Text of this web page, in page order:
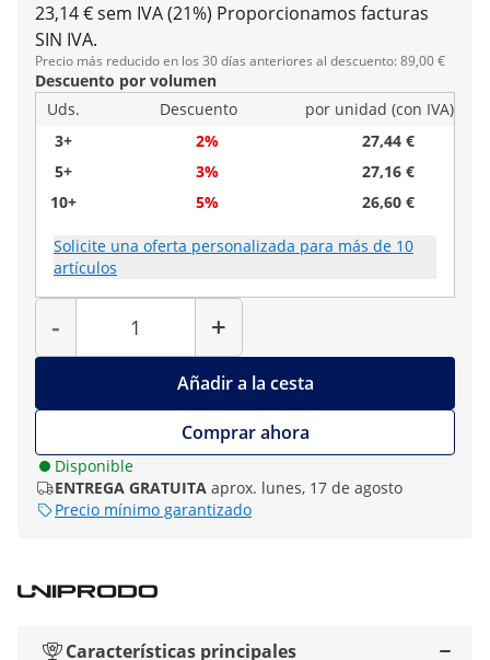
23,14 € sem IVA (21%) Proporcionamos facturas
SIN IVA.
Precio más reducido en los 30 días anteriores al descuento: 89,00 €
Descuento por volumen
Uds.
Descuento
por unidad (con IVA)
3+
2%
27,44 €
5+
3%
27,16 €
10+
5% 26,60 €
Solicite una oferta personalizada para más de 10
artículos
-
Cantidad
+
Añadir a la cesta
Comprar ahora
Disponible
ENTREGA GRATUITA aprox. lunes, 17 de agosto
Precio mínimo garantizado
Características principales